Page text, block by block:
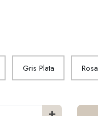
Gris Plata Rosa